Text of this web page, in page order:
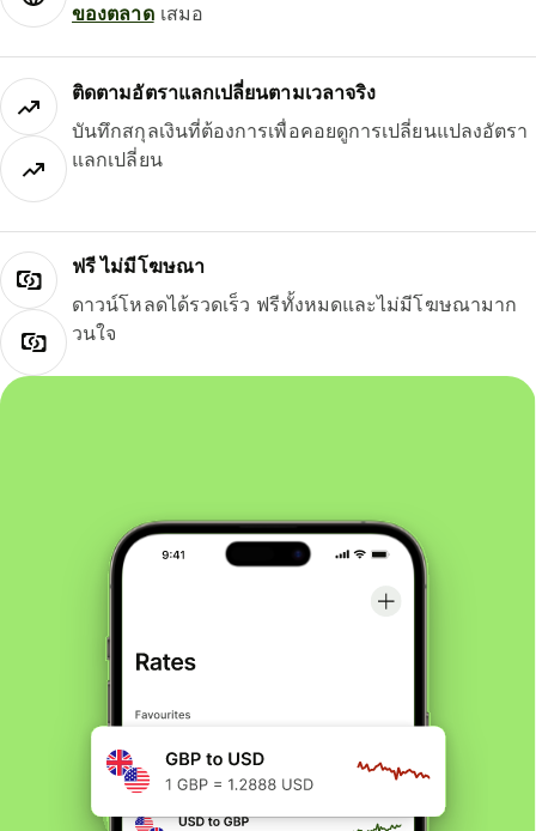
ของตลาดเสมอ
ติดตามอัตราแลกเปลี่ยนตามเวลาจริง
บันทึกสกุลเงินที่ต้องการเพื่อคอยดูการเปลี่ยนแปลงอัตรา
แลกเปลี่ยน
ฟรี ไม่มีโฆษณา
ดาวน์โหลดได้รวดเร็ว ฟรีทั้งหมดและไม่มีโฆษณามาก
วนใจ